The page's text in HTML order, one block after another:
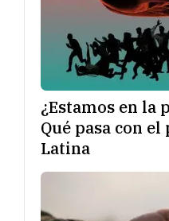
¿Estamos en la
Qué pasa con
Latina